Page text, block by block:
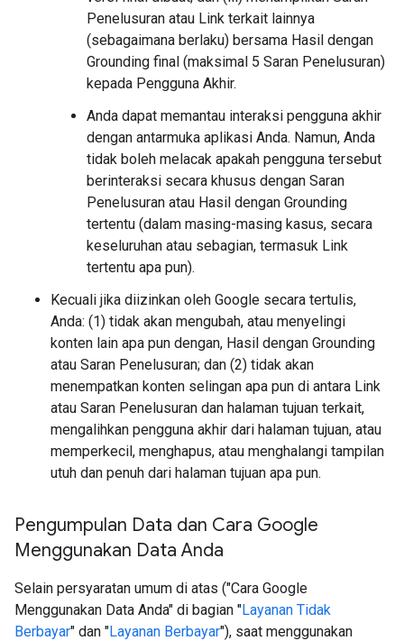
Penelusuran atau Link terkait lainnya
(sebagaimana berlaku) bersama Hasil dengan
Grounding final (maksimal 5 Saran Penelusuran)
kepada Pengguna Akhir.
Anda dapat memantau interaksi pengguna akhir
dengan antarmuka aplikasi Anda. Namun, Anda
tidak boleh melacak apakah pengguna tersebut
berinteraksi secara khusus dengan Saran
Penelusuran atau Hasil dengan Grounding
tertentu (dalam masing-masing kasus, secara
keseluruhan atau sebagian, termasuk Link
tertentu apa pun).
Kecuali jika diizinkan oleh Google secara tertulis,
Anda: (1) tidak akan mengubah, atau menyelingi
konten lain apa pun dengan, Hasil dengan Grounding
atau Saran Penelusuran; dan (2) tidak akan
menempatkan konten selingan apa pun di antara Link
atau Saran Penelusuran dan halaman tujuan terkait,
mengalihkan pengguna akhir dari halaman tujuan, atau
memperkecil, menghapus, atau menghalangi tampilan
utuh dan penuh dari halaman tujuan apa pun.
Pengumpulan Data dan Cara Google
Menggunakan Data Anda
Selain persyaratan umum di atas ("Cara Google
Menggunakan Data Anda" di bagian "Layanan Tidak
Berbayar" dan "Layanan Berbayar"), saat menggunakan